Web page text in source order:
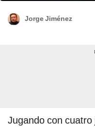
Jorge Jiménez
Jugando con